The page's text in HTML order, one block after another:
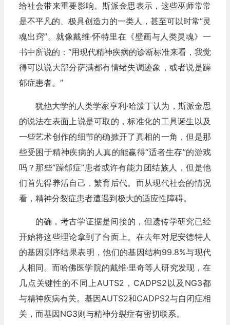
给社会带来重要影响。斯派金思表示，这些巫师常常
是不平凡的、极具创造力的一类人，甚至可以时常“灵
魂出窍”。就像戴维·怀特里在《壁画与人类灵魂》一
书中所说的：“用现代精神疾病的诊断标准来看，我觉
得可以说大部分萨满都有情绪失调迹象，或者说是躁
郁症患者。”
犹他大学的人类学家亨利·哈泼丁认为，斯派金思
的说法在表面上说是可取的，标准化的工具诞生以及
一些艺术创作的细节的确掀开了真相的一角，但是那
些受困于精神疾病的人真的能赢得“适者生存”的游戏
吗？那些“躁郁症”患者或许有能力团结族人，但是他
们首先得养活自己，繁育后代。而从现代社会的情况
看，精神分裂症患者遭遇到极大的适应性障碍。
的确，考古学证据是间接的，但遗传学研究已经
开始将这些理论拿到了台面上。在去年对尼安德特人
的基因测序结果表明，他们的基因结构99.8%与现代
人相同。而哈佛医学院的戴维·里奇等人研究发现，在
几点关键性的不同上AUTS2，CADPS2以及NG3都
与精神疾病有关。基因AUTS2和CADPS2与自闭症相
关，而基因NG3则与精神分裂症有密切联系。